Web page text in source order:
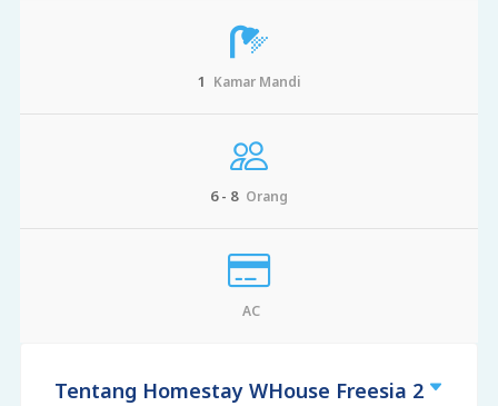
1 Kamar Mandi
6 - 8 Orang
AC
Tentang Homestay WHouse Freesia 2